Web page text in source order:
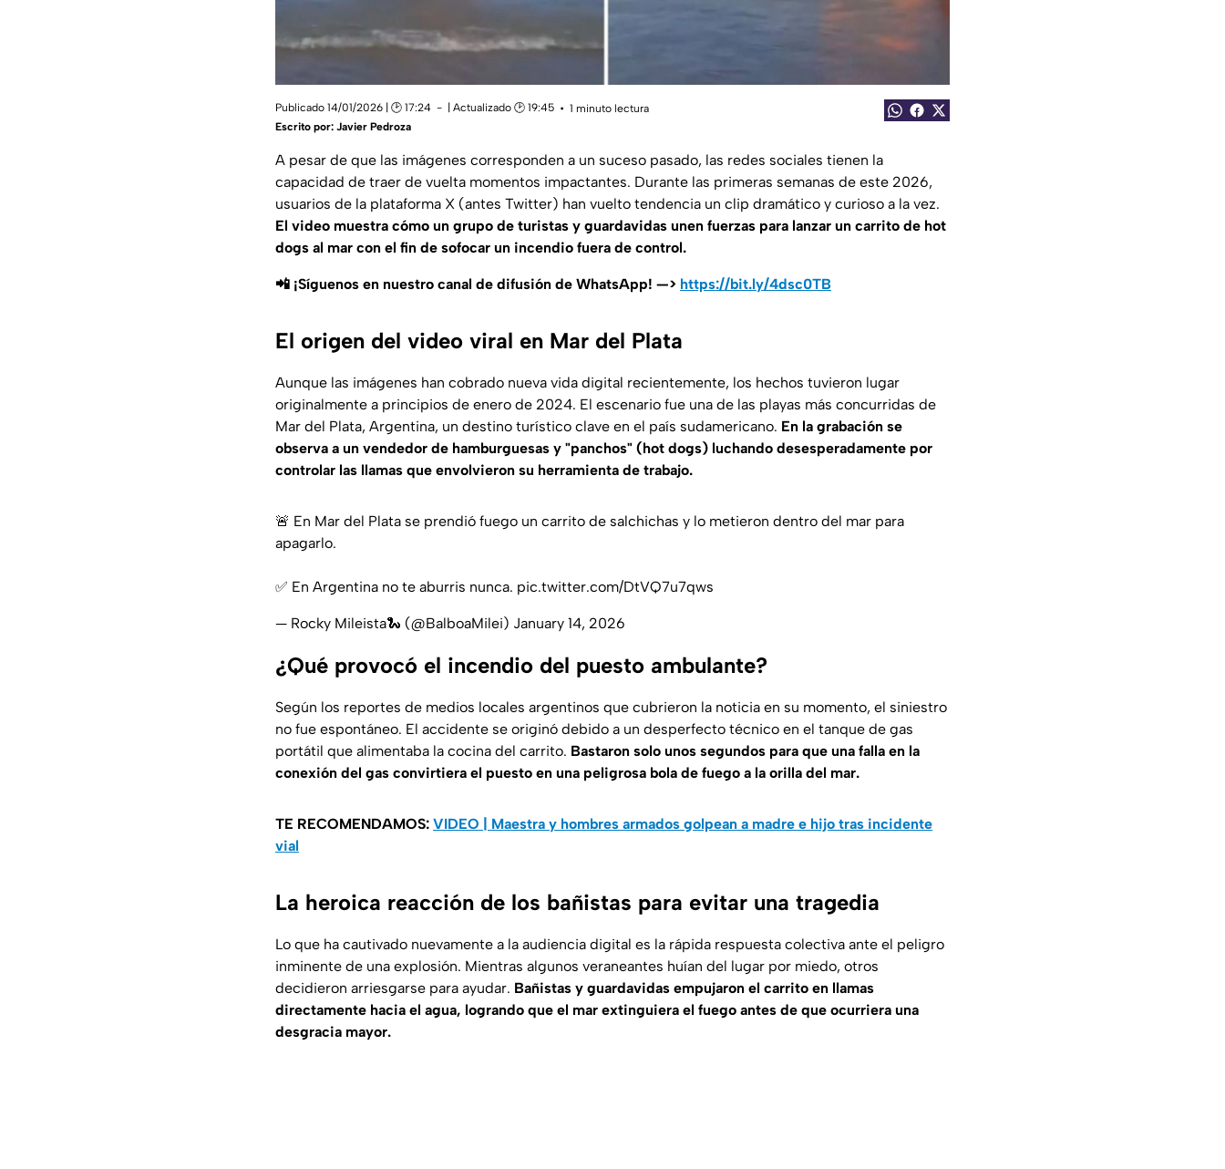
Publicado 14/01/2026 | 🕑 17:24 | Actualizado 🕑 19:45
1 minuto lectura
Escrito por: Javier Pedroza
A pesar de que las imágenes corresponden a un suceso pasado, las redes sociales tienen la
capacidad de traer de vuelta momentos impactantes. Durante las primeras semanas de este 2026,
usuarios de la plataforma X (antes Twitter) han vuelto tendencia un clip dramático y curioso a la vez.
El video muestra cómo un grupo de turistas y guardavidas unen fuerzas para lanzar un carrito de hot
dogs al mar con el fin de sofocar un incendio fuera de control.
📲 ¡Síguenos en nuestro canal de difusión de WhatsApp! —> https://bit.ly/4dsc0TB
El origen del video viral en Mar del Plata
Aunque las imágenes han cobrado nueva vida digital recientemente, los hechos tuvieron lugar
originalmente a principios de enero de 2024. El escenario fue una de las playas más concurridas de
Mar del Plata, Argentina, un destino turístico clave en el país sudamericano. En la grabación se
observa a un vendedor de hamburguesas y "panchos" (hot dogs) luchando desesperadamente por
controlar las llamas que envolvieron su herramienta de trabajo.
🚨 En Mar del Plata se prendió fuego un carrito de salchichas y lo metieron dentro del mar para
apagarlo.
✅️ En Argentina no te aburris nunca. pic.twitter.com/DtVQ7u7qws
— Rocky Mileista🐍 (@BalboaMilei) January 14, 2026
¿Qué provocó el incendio del puesto ambulante?
Según los reportes de medios locales argentinos que cubrieron la noticia en su momento, el siniestro
no fue espontáneo. El accidente se originó debido a un desperfecto técnico en el tanque de gas
portátil que alimentaba la cocina del carrito. Bastaron solo unos segundos para que una falla en la
conexión del gas convirtiera el puesto en una peligrosa bola de fuego a la orilla del mar.
TE RECOMENDAMOS: VIDEO | Maestra y hombres armados golpean a madre e hijo tras incidente
vial
La heroica reacción de los bañistas para evitar una tragedia
Lo que ha cautivado nuevamente a la audiencia digital es la rápida respuesta colectiva ante el peligro
inminente de una explosión. Mientras algunos veraneantes huían del lugar por miedo, otros
decidieron arriesgarse para ayudar. Bañistas y guardavidas empujaron el carrito en llamas
directamente hacia el agua, logrando que el mar extinguiera el fuego antes de que ocurriera una
desgracia mayor.